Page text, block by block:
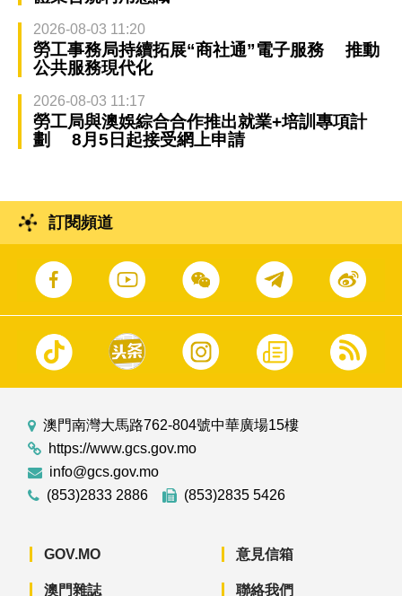
2026-08-03 11:20
勞工事務局持續拓展“商社通”電子服務 推動
公共服務現代化
2026-08-03 11:17
勞工局與澳娛綜合合作推出就業+培訓專項計
劃 8月5日起接受網上申請
訂閱頻道
澳門南灣大馬路762-804號中華廣場15樓
https://www.gcs.gov.mo
info@gcs.gov.mo
(853)2833 2886
(853)2835 5426
GOV.MO
澳門雜誌
意見信箱
聯絡我們